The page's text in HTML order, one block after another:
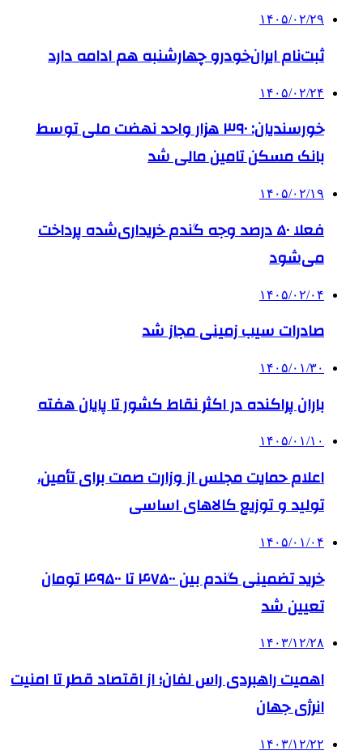
۱۴۰۵/۰۲/۲۹
ثبت‌نام ایران‌خودرو چهارشنبه هم ادامه دارد
۱۴۰۵/۰۲/۲۴
خورسندیان: ۳۹۰ هزار واحد نهضت ملی توسط
بانک مسکن تامین مالی شد
۱۴۰۵/۰۲/۱۹
فعلا ۵۰ درصد وجه گندم خریداری‌شده پرداخت
می‌شود
۱۴۰۵/۰۲/۰۴
صادرات سیب زمینی مجاز شد
۱۴۰۵/۰۱/۳۰
باران پراکنده در اکثر نقاط کشور تا پایان هفته
۱۴۰۵/۰۱/۱۰
اعلام حمایت مجلس از وزارت صمت برای تأمین،
تولید و توزیع کالاهای اساسی
۱۴۰۵/۰۱/۰۴
خرید تضمینی گندم بین ۴۷۵۰۰ تا ۴۹۵۰۰ تومان
تعیین شد
۱۴۰۳/۱۲/۲۸
اهمیت راهبردی راس لفان؛ از اقتصاد قطر تا امنیت
انرژی جهان
۱۴۰۳/۱۲/۲۲